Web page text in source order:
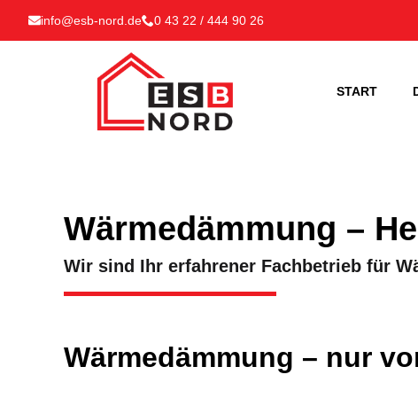
info@esb-nord.de 0 43 22 / 444 90 26
START
Wärmedämmung –
Wir sind Ihr erfahrener Fachbetrieb für
Wärmedämmung – nur